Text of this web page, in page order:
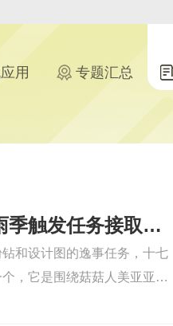
用 专题汇总
无限暖暖十七岁菇菇的雨季触发任务接取位置
和设计图的逸事任务，十七
，它是围绕菇菇人美亚亚展
用复杂解谜，跟着对话走就